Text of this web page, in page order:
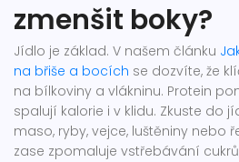
zmenšit boky?
Jídlo je základ. V našem článku
na břiše a bocích se dozvíte, že
na bílkoviny a vlákninu. Protein
spalují kalorie i v klidu. Zkuste do
maso, ryby, vejce, luštěniny nebo
zase zpomaluje vstřebávání